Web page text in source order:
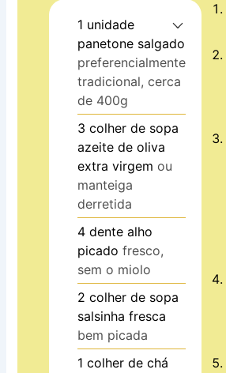
1 unidade
panetone salgado
preferencialmente
tradicional, cerca
de 400g
3 colher de sopa
azeite de oliva
extra virgem ou
manteiga
derretida
4 dente alho
picado fresco,
sem o miolo
2 colher de sopa
salsinha fresca
bem picada
1 colher de chá